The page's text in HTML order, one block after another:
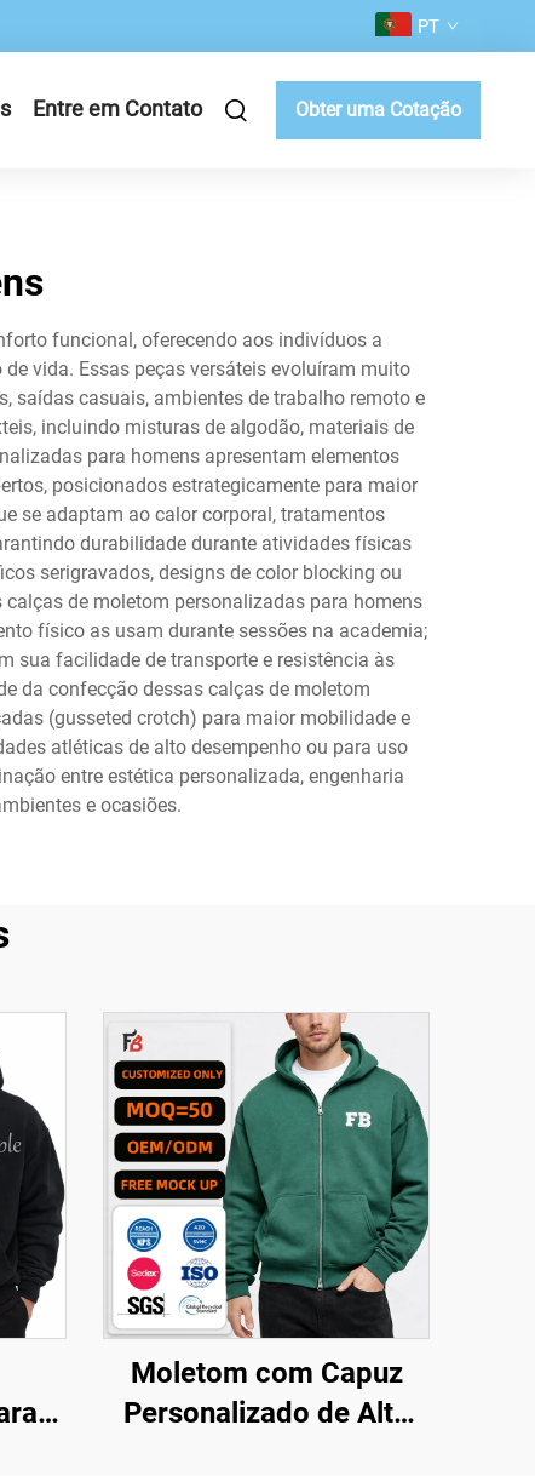
PT
Entre em Contato Obter uma Cotação
funcional, oferecendo aos indivíduos a
vida. Essas peças versáteis evoluíram muito
saídas casuais, ambientes de trabalho remoto e
incluindo misturas de algodão, materiais de
para homens apresentam elementos
posicionados estrategicamente para maior
se adaptam ao calor corporal, tratamentos
durabilidade durante atividades físicas
serigravados, designs de color blocking ou
de moletom personalizadas para homens
físico as usam durante sessões na academia;
sua facilidade de transporte e resistência às
da confecção dessas calças de moletom
(gusseted crotch) para maior mobilidade e
atléticas de alto desempenho ou para uso
entre estética personalizada, engenharia
e ocasiões.
Moletom com Capuz
Personalizado de Alta